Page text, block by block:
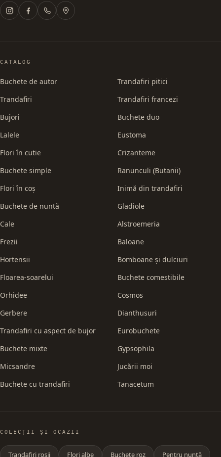
CATALOG
Buchete de autor
Trandafiri
Bujori
Lalele
Flori în cutie
Buchete simple
Flori în coș
Buchete de nuntă
Cale
Frezii
Hortensii
Floarea-soarelui
Orhidee
Gerbere
Trandafiri cu aspect de bujor
Buchete mixte
Micsandre
Buchete cu trandafiri
Trandafiri pitici
Trandafiri francezi
Buchete duo
Eustoma
Crizanteme
Ranunculi (Butanii)
Inimă din trandafiri
Gladiole
Alstroemeria
Baloane
Bomboane și dulciuri
Buchete comestibile
Cosmos
Dianthusuri
Eurobuchete
Gypsophila
Jucării moi
Tanacetum
COLECȚII ȘI OCAZII
Trandafiri roșii Flori albe Buchete roz Pentru nuntă